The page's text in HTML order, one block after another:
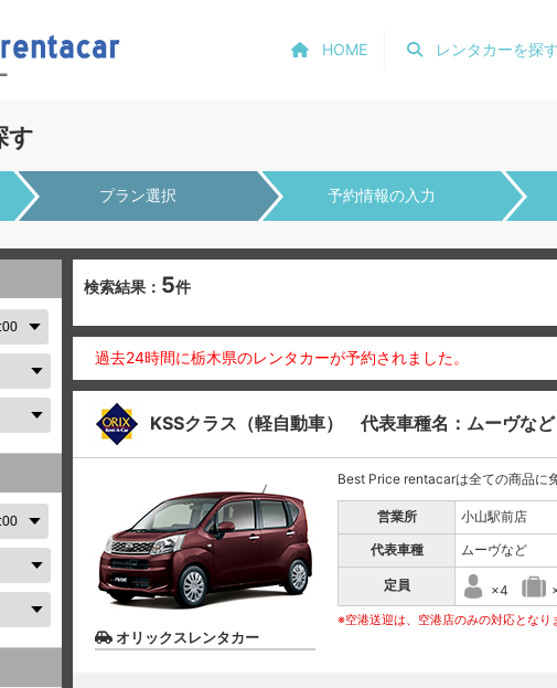
レンタカーを探す
HOME
す
プラン選択 予約情報の入力
検索結果： 5件
過去24時間に栃木県のレンタカーが予約されました。
KSSクラス（軽自動車） 代表車種名：ムーヴなど
オリックスレンタカー
Best Price rentacarは全ての商品に
営業所
小山駅前店
代表車種
ムーヴなど
定員 ×4
※空港送迎は、空港店のみの対応となり